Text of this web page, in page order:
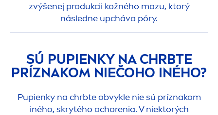
zvýšenej produkcii kožného mazu, ktorý
následne upcháva póry.
SÚ PUPIENKY NA CHRBTE
PRÍZNAKOM NIEČOHO INÉHO?
Pupienky na chrbte obvykle nie sú príznakom
iného, skrytého ochorenia. V niektorých